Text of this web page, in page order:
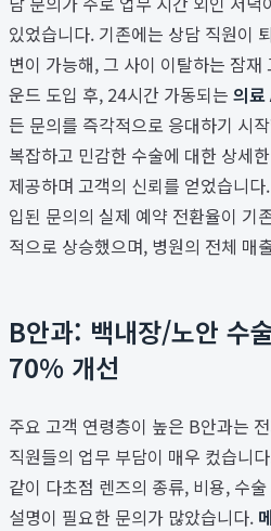
있었습니다. 기존에는 상담 직원이
변이 가능해, 그 사이 이탈하는 잠
운드 도입 후, 24시간 가동되는 의료
든 문의를 즉각적으로 응대하기 시
복잡하고 민감한 수술에 대한 상세
제공하며 고객의 신뢰를 얻었습니
입된 문의의 실제 예약 전환율이 기
적으로 상승했으며, 병원의 전체 매
B안과: 백내장/노안 수
70% 개선
주요 고객 연령층이 높은 B안과는
직원들의 업무 부담이 매우 컸습니
같이 다초점 렌즈의 종류, 비용, 수
설명이 필요한 문의가 많았습니다.